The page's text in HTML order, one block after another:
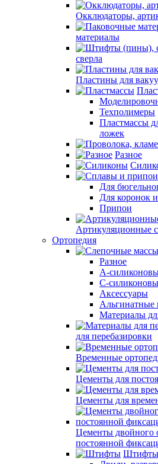
Окклюдаторы,
материалы
сверла
Пластины для
Техполимеры
Пластмассы
ложек
Разное
Для
Для коронок
Припои
Артикуляционные
Ортопедия
Разное
А-
С-
Аксессуары
Альгинатные
Материалы
для перебазировки
Временные
Цементы для
Цементы для
Цементы двойного
постоянной
Штифты